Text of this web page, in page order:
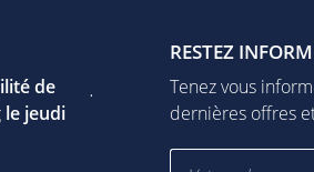
17 rue Léo Mérigot
18100 Vierzon
de
jeudi
15h00 - 19h00
09h00 - 12h30
RESTEZ
Tenez vous
dernières offres